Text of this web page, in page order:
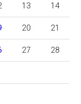
13 14
20 21
27 28